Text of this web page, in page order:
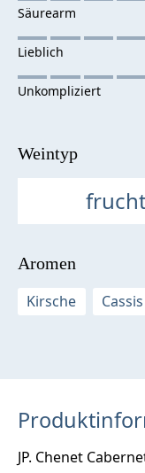
Weintyp
Aromen
Kirsche
Cassis
JP. Chenet